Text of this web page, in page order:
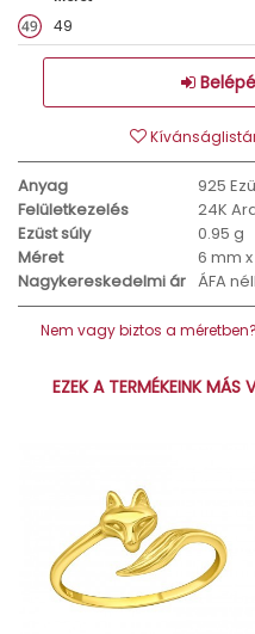
49
Anyag
925
Felületkezelés
24K
Ezüst súly
0.95 g
Méret
6 mm
Nagykereskedelmi ár ÁFA
Nem vagy biztos a
EZEK A TERMÉKEINK MÁS